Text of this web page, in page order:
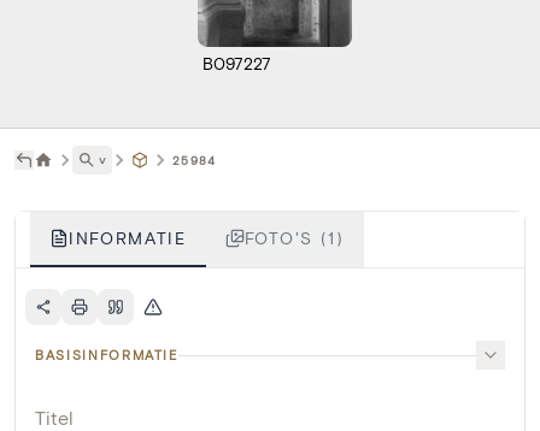
B097227
˅ 25984
INFORMATIE FOTO'S (1)
BASISINFORMATIE
Titel